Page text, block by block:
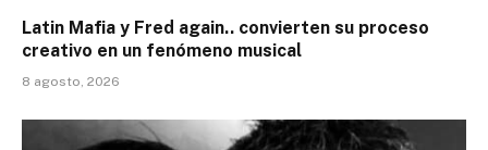
Latin Mafia y Fred again.. convierten su proceso
creativo en un fenómeno musical
8 agosto, 2026